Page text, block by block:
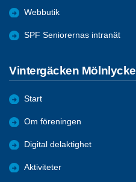
Webbutik
SPF Seniorernas intranät
Vintergäcken Mölnlycke
Start
Om föreningen
Digital delaktighet
Aktiviteter